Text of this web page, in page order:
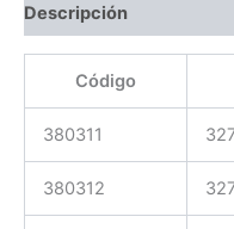
Descripción
Código
380311
380312